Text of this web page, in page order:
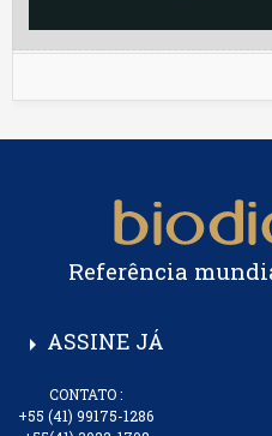
Green Ventures (ex-
Minerva
Oleoplan BA
Oleoplan PA
Referência
arrow_right ASSINE JÁ
CONTATO :
+55 (41) 99175-1286